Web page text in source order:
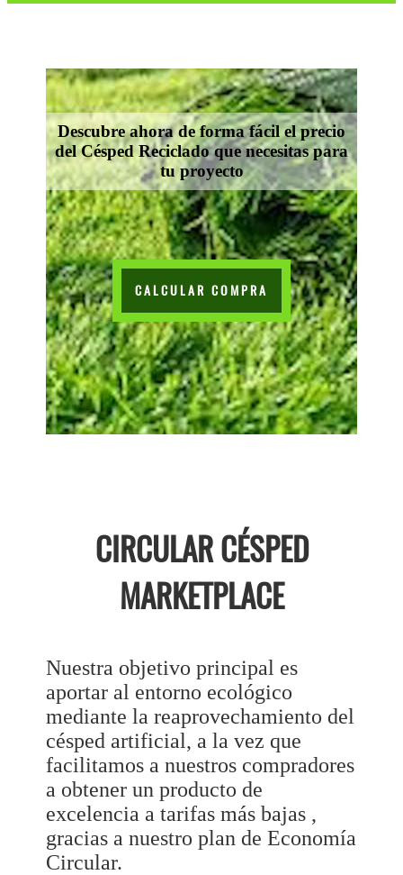
Descubre ahora de forma fácil el precio
del Césped Reciclado que necesitas para
tu proyecto
CALCULAR COMPRA
CIRCULAR CÉSPED
MARKETPLACE
Nuestra objetivo principal es
aportar al entorno ecológico
mediante la reaprovechamiento del
césped artificial, a la vez que
facilitamos a nuestros compradores
a obtener un producto de
excelencia a tarifas más bajas ,
gracias a nuestro plan de Economía
Circular.